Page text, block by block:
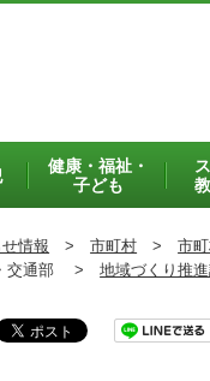
健康・福祉・
子ども
情報 > 市町村 > 市
交通部 > 地域づくり推